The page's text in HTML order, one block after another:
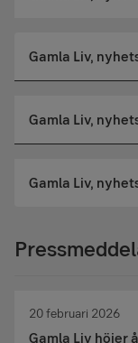
Gamla Liv,
Gamla Liv,
Gamla Liv,
20 februari 2026
Gamla Liv höjer